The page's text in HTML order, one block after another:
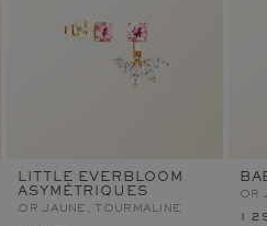
LITTLE EVERBLOOM
ASYMÉTRIQUES
OR JAUNE, TOURMALINE
OR
1